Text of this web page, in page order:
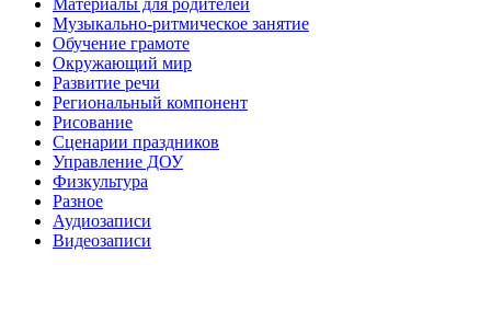
Музыкально-ритмическое занятие
Обучение грамоте
Окружающий мир
Развитие речи
Региональный компонент
Рисование
Сценарии праздников
Управление ДОУ
Физкультура
Разное
Аудиозаписи
Видеозаписи